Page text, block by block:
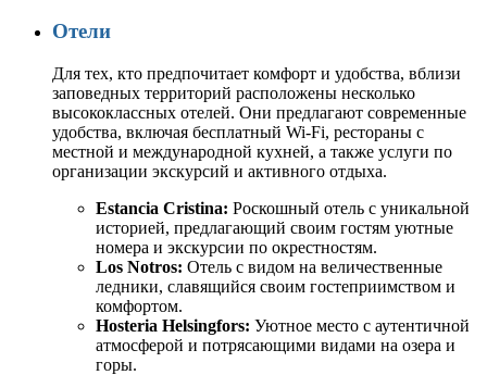
Отели
Для тех, кто предпочитает комфорт и удобства, вблизи
заповедных территорий расположены несколько
высококлассных отелей. Они предлагают современные
удобства, включая бесплатный Wi-Fi, рестораны с
местной и международной кухней, а также услуги по
организации экскурсий и активного отдыха.
Estancia Cristina: Роскошный отель с уникальной
историей, предлагающий своим гостям уютные
номера и экскурсии по окрестностям.
Los Notros: Отель с видом на величественные
ледники, славящийся своим гостеприимством и
комфортом.
Hosteria Helsingfors: Уютное место с аутентичной
атмосферой и потрясающими видами на озера и
горы.